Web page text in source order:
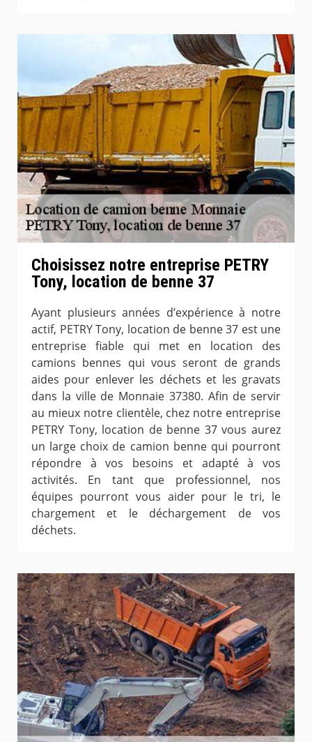
Choisissez notre entreprise PETRY
Tony, location de benne 37
Ayant plusieurs années d’expérience à notre
actif, PETRY Tony, location de benne 37 est une
entreprise fiable qui met en location des
camions bennes qui vous seront de grands
aides pour enlever les déchets et les gravats
dans la ville de Monnaie 37380. Afin de servir
au mieux notre clientèle, chez notre entreprise
PETRY Tony, location de benne 37 vous aurez
un large choix de camion benne qui pourront
répondre à vos besoins et adapté à vos
activités. En tant que professionnel, nos
équipes pourront vous aider pour le tri, le
chargement et le déchargement de vos
déchets.